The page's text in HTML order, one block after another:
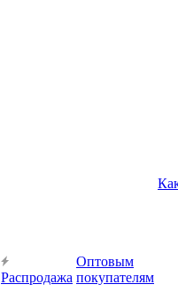
Распродажа
Оптовым
покупателям